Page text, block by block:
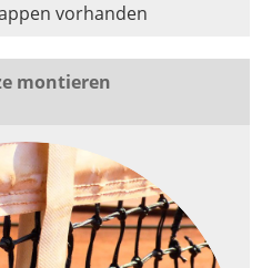
vorhanden
montieren